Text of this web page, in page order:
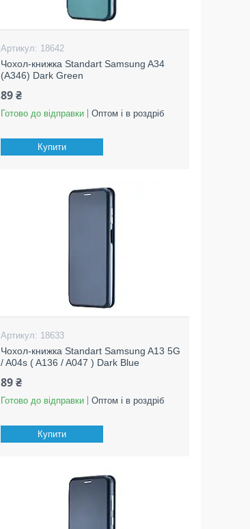
18642
Чохол-книжка Standart Samsung A34
(A346) Dark Green
89 ₴
Готово до відправки Оптом і в роздріб
Купити
18633
Чохол-книжка Standart Samsung A13 5G
/ A04s ( A136 / A047 ) Dark Blue
89 ₴
Готово до відправки Оптом і в роздріб
Купити